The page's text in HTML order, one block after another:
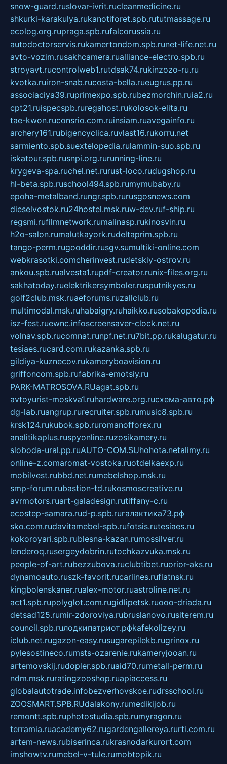
snow-guard.ruslovar-ivrit.rucleanmedicine.ru
shkurki-karakulya.rukanotiforet.spb.rututmassage.ru
ecolog.org.rupraga.spb.rufalcorussia.ru
autodoctorservis.rukamertondom.spb.runet-life.net.ru
avto-vozim.rusakhcamera.rualliance-electro.spb.ru
stroyavt.rucontrolweb1.rutdsak74.rukinzozo-ru.ru
kvotka.ruiron-snab.rucosta-bella.rueugrus.pp.ru
associaciya39.ruprimexpo.spb.rubezmorchin.ruia2.ru
cpt21.ruispecspb.ruregahost.rukolosok-elita.ru
tae-kwon.ruconsrio.com.ruinsiam.ruavegainfo.ru
archery161.rubigencyclica.ruvlast16.rukorru.net
sarmiento.spb.suextelopedia.rulammin-suo.spb.ru
iskatour.spb.rusnpi.org.rurunning-line.ru
krygeva-spa.ruchel.net.rurust-loco.rudugshop.ru
hl-beta.spb.ruschool494.spb.rumymubaby.ru
epoha-metalband.rungr.spb.rurusgosnews.com
dieselvostok.ru24hostel.msk.ruw-dev.ruf-ship.ru
regsmi.rufilmnetwork.rumalinasp.rukinosvin.ru
h2o-salon.rumalutkayork.rudeltaprim.spb.ru
tango-perm.rugooddir.rusgv.sumultiki-online.com
webkrasotki.comcherinvest.rudetskiy-ostrov.ru
ankou.spb.rualvesta1.rupdf-creator.runix-files.org.ru
sakhatoday.ruelektrikersymboler.rusputnikyes.ru
golf2club.msk.ruaeforums.ruzallclub.ru
multimodal.msk.ruhabaigry.ruhaikko.rusobakopedia.ru
isz-fest.ruewnc.infoscreensaver-clock.net.ru
volnav.spb.rucomnat.runpf.net.ru7bit.pp.rukalugatur.ru
tesiaes.rucard.com.rukazanka.spb.ru
gildiya-kuznecov.rukameryboavision.ru
griffoncom.spb.rufabrika-emotsiy.ru
PARK-MATROSOVA.RUagat.spb.ru
avtoyurist-moskva1.ruhardware.org.ruсхема-авто.рф
dg-lab.ruangrup.rurecruiter.spb.rumusic8.spb.ru
krsk124.rukubok.spb.ruromanofforex.ru
analitikaplus.ruspyonline.ruzosikamery.ru
sloboda-ural.pp.ruAUTO-COM.SUhohota.netalimy.ru
online-z.comaromat-vostoka.ruotdelkaexp.ru
mobilvest.rubbd.net.rumebelshop.msk.ru
smp-forum.rubastion-td.rukosmoscreative.ru
avrmotors.ruart-galadesign.rutiffany-c.ru
ecostep-samara.rud-p.spb.ruгалактика73.рф
sko.com.rudavitamebel-spb.rufotsis.rutesiaes.ru
kokoroyari.spb.rublesna-kazan.rumossilver.ru
lenderoq.rusergeydobrin.rutochkazvuka.msk.ru
people-of-art.rubezzubova.ruclubtibet.ruorior-aks.ru
dynamoauto.ruszk-favorit.rucarlines.ruflatnsk.ru
kingbolenskaner.rualex-motor.ruastroline.net.ru
act1.spb.rupolyglot.com.rugidlipetsk.ruooo-driada.ru
detsad125.rumir-zdoroviya.rubruslanovo.rusiterem.ru
council.spb.ruлодкипатриот.рфkafekolizey.ru
iclub.net.rugazon-easy.rusugarepilekb.rugrinox.ru
pylesostineco.rumsts-ozarenie.rukameryjooan.ru
artemovskij.rudopler.spb.ruaid70.rumetall-perm.ru
ndm.msk.ruratingzooshop.ruapiaccess.ru
globalautotrade.infobezverhovskoe.rudrsschool.ru
ZOOSMART.SPB.RUdalakony.rumedikijob.ru
remontt.spb.ruphotostudia.spb.rumyragon.ru
terramia.ruacademy62.rugardengallereya.rurti.com.ru
artem-news.rubiserinca.rukrasnodarkurort.com
imshowtv.rumebel-v-tule.rumobtopik.ru